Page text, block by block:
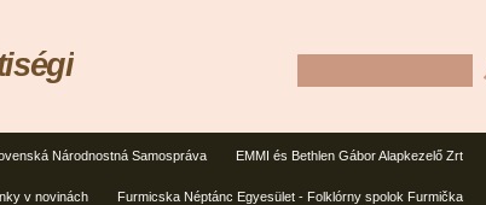
Národnostná Samospráva EMMI és Bethlen Gábor Alapkezelő Zrt
v novinách Furmicska Néptánc Egyesület - Folklórny spolok Furmička